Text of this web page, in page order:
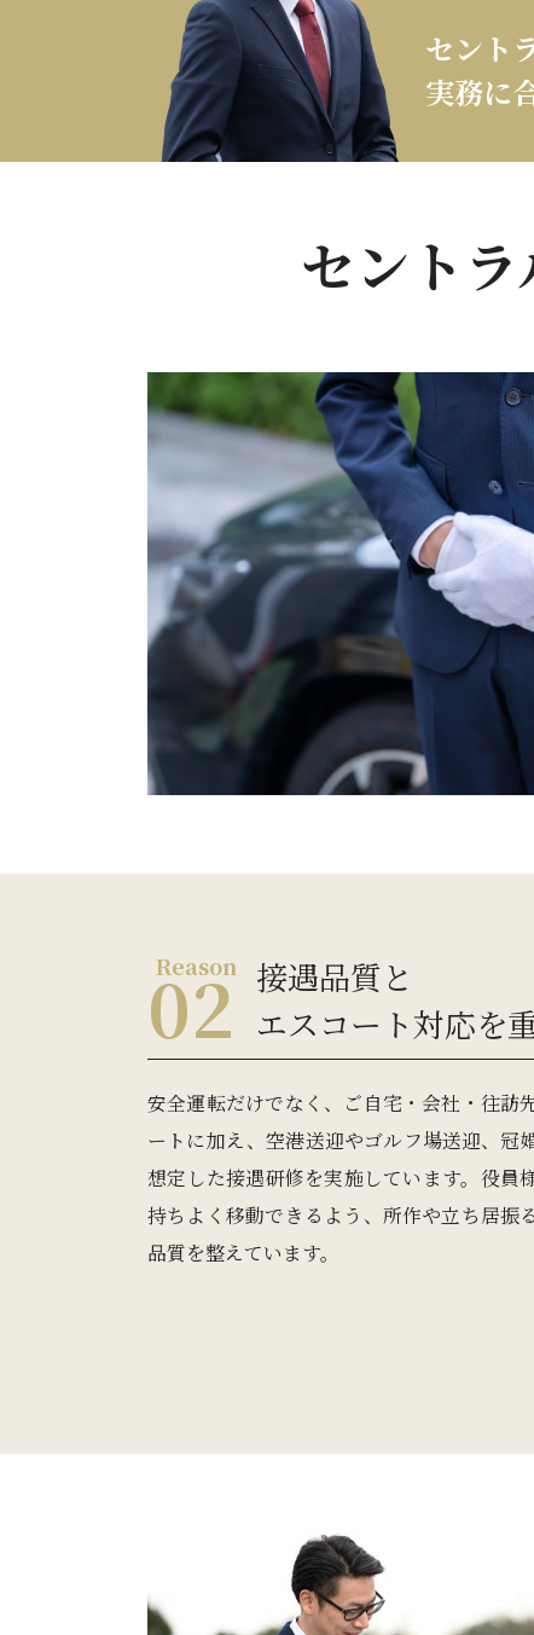
セント
実務に
セント
接遇品質と
エスコート対応を
安全運転だけでなく、ご自宅・会社・往訪
ートに加え、空港送迎やゴルフ場送迎、冠
想定した接遇研修を実施しています。役員
持ちよく移動できるよう、所作や立ち居振
品質を整えています。